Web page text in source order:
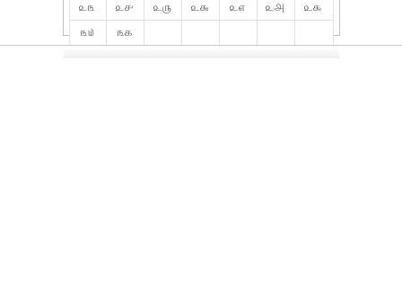
௨௩
௨௪ ௨௫ ௨௬ ௨௭ ௨௮
௨௯
௩௰
௩௧